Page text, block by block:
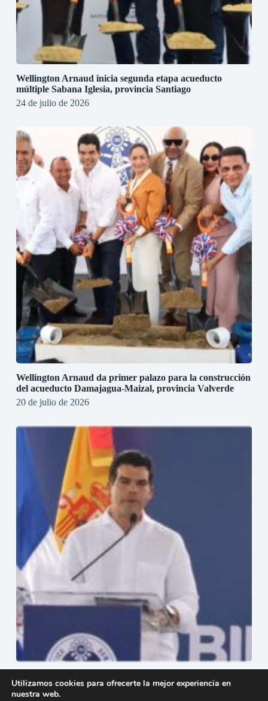
Wellington Arnaud inicia segunda etapa acueducto
múltiple Sabana Iglesia, provincia Santiago
24 de julio de 2026
Wellington Arnaud da primer palazo para la construcción
del acueducto Damajagua-Maizal, provincia Valverde
20 de julio de 2026
construcción del alcantarillado sanitario de Boca Chica
Utilizamos cookies para ofrecerte la mejor experiencia en
nuestra web.